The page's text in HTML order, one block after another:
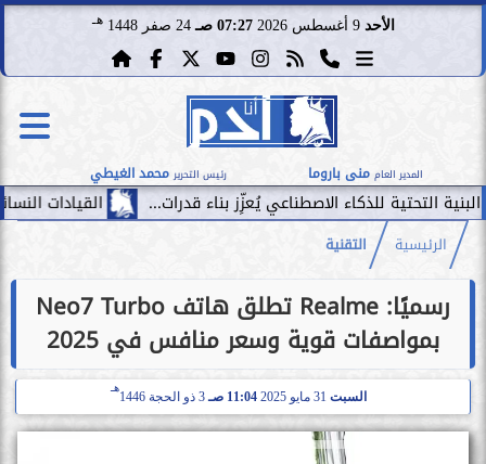
الأحد 9 أغسطس 2026 07:27 صـ 24 صفر 1448 هـ
المدير العام منى باروما رئيس التحرير محمد الغيطي
القيادات النسائية تحقق رقمًا قياسيًّا في أكبر الاصطناعي يُعزِّز بناء قدرات...
الرئيسية التقنية
رسميًا: Realme تطلق هاتف Neo7 Turbo
بمواصفات قوية وسعر منافس في 2025
السبت 11:04 صـ 3 ذو الحجة 1446
هـ